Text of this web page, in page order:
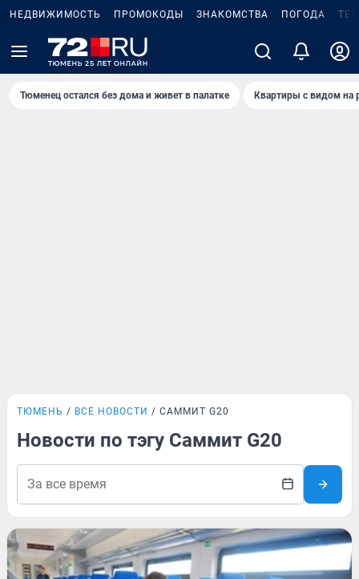
НЕДВИЖИМОСТЬ ПРОМОКОДЫ ЗНАКОМСТВА ПОГОДА
Тюменец остался без дома и живет в палатке Квартиры с видом на
ТЮМЕНЬ ВСЕ НОВОСТИ САММИТ G20
Новости по тэгу Саммит G20